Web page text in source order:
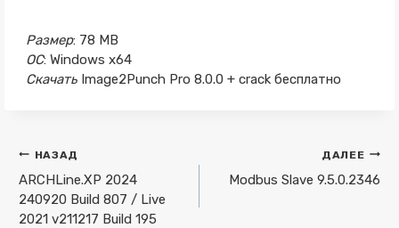
Размер: 78 MB
ОС: Windows x64
Скачать Image2Punch Pro 8.0.0 + crack бесплатно
Навигация
по
записям
НАЗАД
ARCHLine.XP 2024
240920 Build 807 / Live
2021 v211217 Build 195
ДАЛЕЕ
Modbus Slave 9.5.0.2346